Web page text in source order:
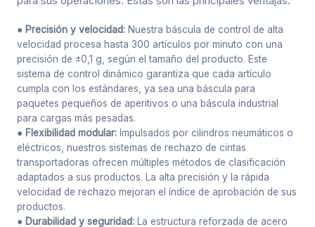
● Precisión y velocidad: Nuestra báscula de control de alta
velocidad procesa hasta 300 artículos por minuto con una
precisión de ±0,1 g, según el tamaño del producto. Este
sistema de control dinámico garantiza que cada artículo
cumpla con los estándares, ya sea una báscula para
paquetes pequeños de aperitivos o una báscula industrial
para cargas más pesadas.
● Flexibilidad modular:Impulsados por cilindros neumáticos o
eléctricos, nuestros sistemas de rechazo de cintas
transportadoras ofrecen múltiples métodos de clasificación
adaptados a sus productos. La alta precisión y la rápida
velocidad de rechazo mejoran el índice de aprobación de sus
productos.
● Durabilidad y seguridad: La estructura reforzada de acero